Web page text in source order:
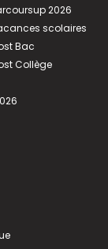
2026
scolaires
Bac
Collège